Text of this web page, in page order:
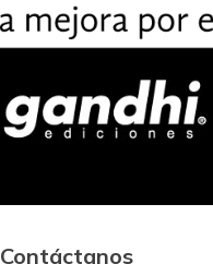
Contáctanos